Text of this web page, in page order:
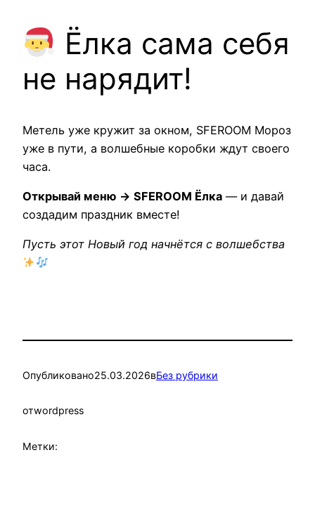
Ёлка сама себя
не нарядит!
Метель уже кружит за окном, SFEROOM Мороз
уже в пути, а волшебные коробки ждут своего
часа.
Открывай меню → SFEROOM Ёлка — и давай
создадим праздник вместе!
Пусть этот Новый год начнётся с волшебства
Опубликовано25.03.2026вБез рубрики
отwordpress
Метки: